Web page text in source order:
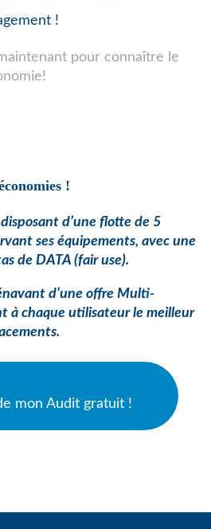
!
pour connaître le
!
d’une flotte de 5
ses équipements, avec une
de DATA (fair use).
d’une offre Multi-
à chaque utilisateur le meilleur
mon Audit gratuit !